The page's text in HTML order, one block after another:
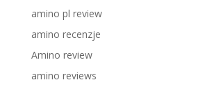
amino pl review
amino recenzje
Amino review
amino reviews